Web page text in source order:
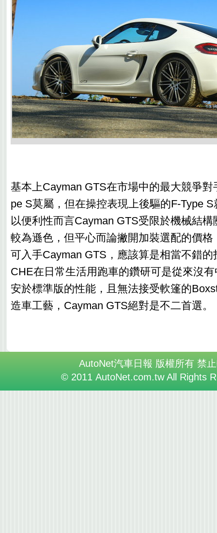
基本上Cayman GTS在市場中的最大競爭
pe S莫屬，但在操控表現上後驅的F-Type
以便利性而言Cayman GTS受限於機械結
較為遜色，但平心而論撇開加裝選配的價格
可入手Cayman GTS，應該算是相當不錯
CHE在日常生活用跑車的鑽研可是從來沒
安於標準版的性能，且無法接受軟篷的
造車工藝，Cayman GTS絕對是不二首選。
AutoNet汽車日報 版權所有 禁
© 2011 AutoNet.com.tw All Rights